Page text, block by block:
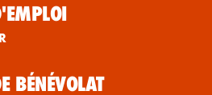
BÉNÉVOLAT